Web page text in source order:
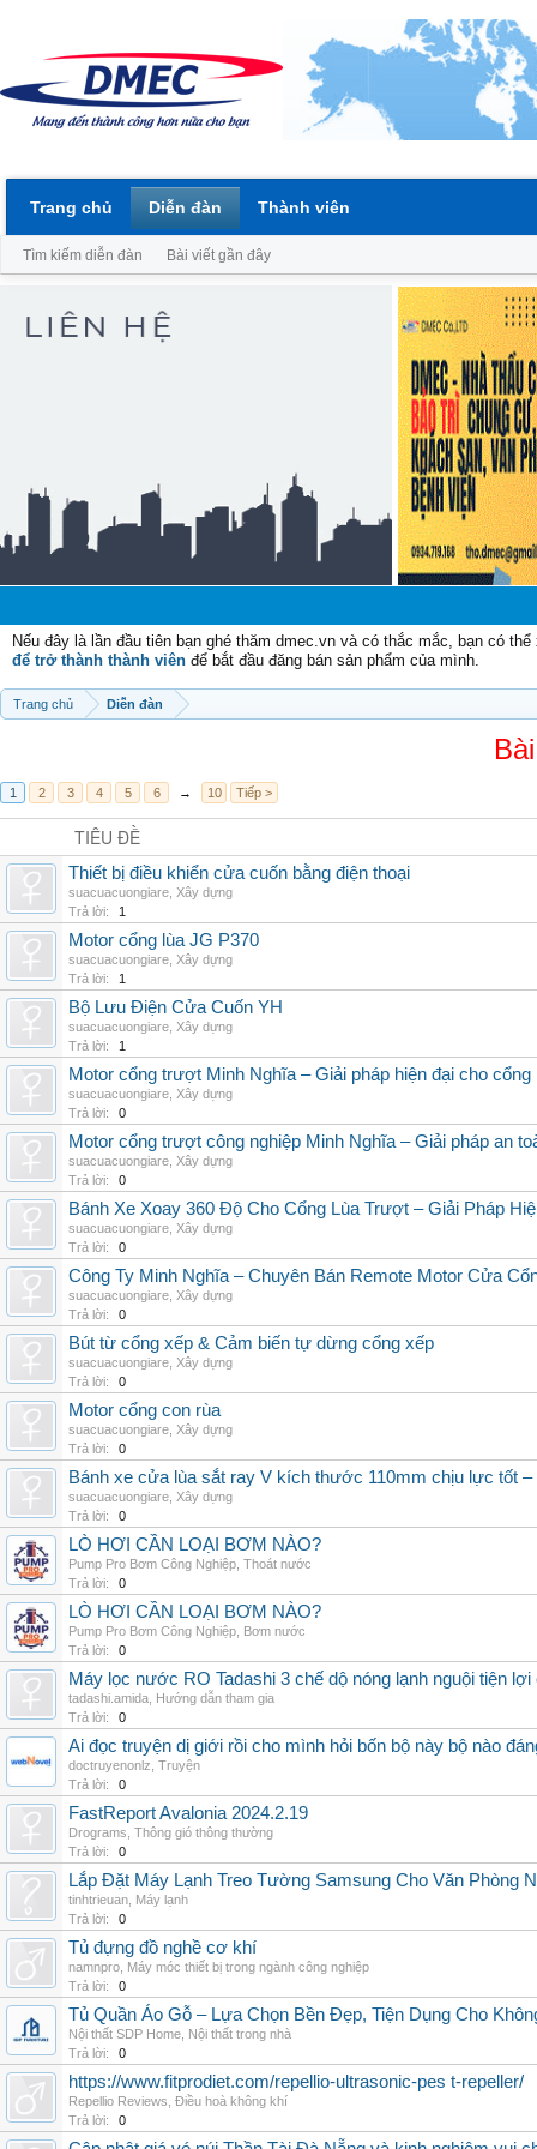
Nếu đây là lần đầu tiên bạn ghé thăm dmec.vn và có thắc mắc, bạn có
để trở thành thành viên để bắt đầu đăng bán sản phẩm của mình.
Trang chủ Diễn đàn
1 2 3 4 5 6 → 10 Tiếp >
TIÊU ĐỀ
Thiết bị điều khiển cửa cuốn bằng điện thoại
suacuacuongiare Xây dựng
Trả lời:
1
Motor cổng lùa JG P370
suacuacuongiare Xây dựng
Trả lời:
1
Bộ Lưu Điện Cửa Cuốn YH
suacuacuongiare Xây dựng
Trả lời:
1
Motor cổng trượt Minh Nghĩa – Giải pháp hiện đại cho
suacuacuongiare Xây dựng
Trả lời:
0
Motor cổng trượt công nghiệp Minh Nghĩa – Giải pháp an
suacuacuongiare Xây dựng
Trả lời:
0
Bánh Xe Xoay 360 Độ Cho Cổng Lùa Trượt – Giải Pháp
suacuacuongiare Xây dựng
Trả lời:
0
Công Ty Minh Nghĩa – Chuyên Bán Remote Motor Cửa
suacuacuongiare Xây dựng
Trả lời:
0
Bút từ cổng xếp & Cảm biến tự dừng cổng xếp
suacuacuongiare Xây dựng
Trả lời:
0
Motor cổng con rùa
suacuacuongiare Xây dựng
Trả lời:
0
Bánh xe cửa lùa sắt ray V kích thước 110mm chịu lực tốt
suacuacuongiare Xây dựng
Trả lời:
0
LÒ HƠI CẦN LOẠI BƠM NÀO?
Pump Pro Bơm Công Nghiệp Thoát nước
Trả lời:
0
LÒ HƠI CẦN LOẠI BƠM NÀO?
Pump Pro Bơm Công Nghiệp Bơm nước
Trả lời:
0
Máy lọc nước RO Tadashi 3 chế dộ nóng lạnh nguội tiện lợi
tadashi.amida Hướng dẫn tham gia
Trả lời:
0
Ai đọc truyện dị giới rồi cho mình hỏi bốn bộ này bộ nào
doctruyenonlz Truyện
Trả lời:
0
FastReport Avalonia 2024.2.19
Drograms Thông gió thông thường
Trả lời:
0
Lắp Đặt Máy Lạnh Treo Tường Samsung Cho Văn Phòng
tinhtrieuan Máy lạnh
Trả lời:
0
Tủ đựng đồ nghề cơ khí
namnpro Máy móc thiết bị trong ngành công nghiệp
Trả lời:
0
Tủ Quần Áo Gỗ – Lựa Chọn Bền Đẹp, Tiện Dụng Cho
Nội thất SDP Home Nội thất trong nhà
Trả lời:
0
https://www.fitprodiet.com/repellio-ultrasonic-pes t-repeller/
Repellio Reviews Điều hoà không khí
Trả lời:
0
Trang chủ Diễn đàn
Tìm kiếm diễn đàn Bài viết gần đây
Thành viên